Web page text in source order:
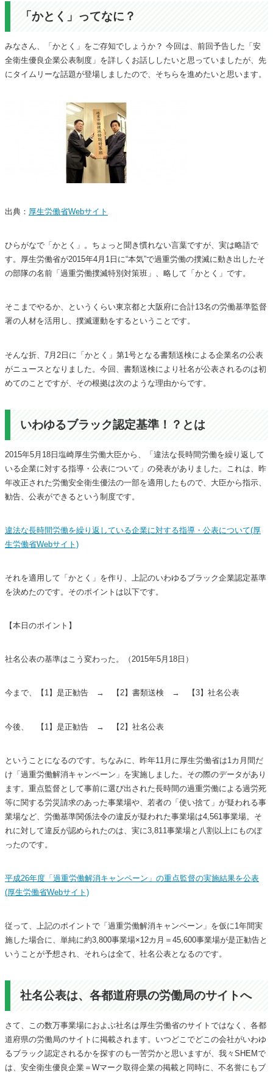
「かとく」ってなに？
みなさん、「かとく」をご存知でしょうか？ 今回は、前回予告した「安
全衛生優良企業公表制度」を詳しくお話ししたいと思っていましたが、先
にタイムリーな話題が登場しましたので、そちらを進めたいと思います。
出典： 厚生労働省Webサイト
ひらがなで「かとく」。ちょっと聞き慣れない言葉ですが、実は略語で
す。厚生労働省が2015年4月1日に“本気”で過重労働の撲滅に動き出したそ
の部隊の名前「過重労働撲滅特別対策班」、略して「かとく」です。
そこまでやるか、というくらい東京都と大阪府に合計13名の労働基準監督
署の人材を活用し、撲滅運動をするということです。
そんな折、7月2日に「かとく」第1号となる書類送検による企業名の公表
がニュースとなりました。今回、書類送検により社名が公表されるのは初
めてのことですが、その根拠は次のような理由からです。
いわゆるブラック認定基準！？とは
2015年5月18日塩崎厚生労働大臣から、「違法な長時間労働を繰り返して
いる企業に対する指導・公表について」の発表がありました。これは、昨
年改正された労働安全衛生優法の一部を適用したもので、大臣から指示、
勧告、公表ができるという制度です。
違法な長時間労働を繰り返している企業に対する指導・公表について(厚
生労働省Webサイト)
それを適用して「かとく」を作り、上記のいわゆるブラック企業認定基準
を決めたのです。そのポイントは以下です。
【本日のポイント】
社名公表の基準はこう変わった。（2015年5月18日）
今まで、【1】是正勧告 → 【2】書類送検 → 【3】社名公表
今後、 【1】是正勧告 → 【2】社名公表
ということになるのです。ちなみに、昨年11月に厚生労働省は1カ月間だ
け「過重労働解消キャンペーン」を実施しました。その際のデータがあり
ます。重点監督として事前に選び出された長時間の過重労働による過労死
等に関する労災請求のあった事業場や、若者の「使い捨て」が疑われる事
業場など、労働基準関係法令の違反が疑われた事業場は4,561事業場。そ
れに対して違反が認められたのは、実に3,811事業場と八割以上にものぼ
ったのです。
平成26年度「過重労働解消キャンペーン」の重点監督の実施結果を公表
(厚生労働省Webサイト)
従って、上記のポイントで「過重労働解消キャンペーン」を仮に1年間実
施した場合に、単純に約3,800事業場×12カ月＝45,600事業場が是正勧告と
いうことが予想され、それらは全て、社名公表となるのです。
社名公表は、各都道府県の労働局のサイトへ
さて、この数万事業場におよぶ社名は厚生労働省のサイトではなく、各都
道府県の労働局のサイトに掲載されます。いつどこでどこの会社がいわゆ
るブラック認定されるかを探すのも一苦労かと思いますが、我々SHEMで
は、安全衛生優良企業＝Wマーク取得企業の掲載と同時に、不名誉にもブ